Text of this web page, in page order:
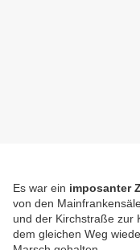
Es war ein imposanter
von den
und der Kirchstraße zur
dem gleichen Weg